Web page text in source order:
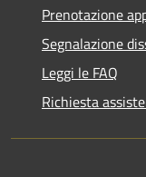
Prenotazione
Segnalazione
Leggi le FAQ
Richiesta